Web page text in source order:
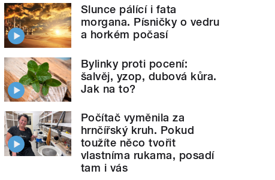
Slunce pálící i fata
morgana. Písničky o vedru
a horkém počasí
Bylinky proti pocení:
šalvěj, yzop, dubová kůra.
Jak na to?
Počítač vyměnila za
hrnčířský kruh. Pokud
toužíte něco tvořit
vlastníma rukama, posadí
tam i vás